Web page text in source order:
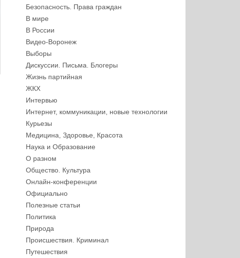
Безопасность. Права граждан
В мире
В России
Видео-Воронеж
Выборы
Дискуссии. Письма. Блогеры
Жизнь партийная
ЖКХ
Интервью
Интернет, коммуникации, новые технологии
Курьезы
Медицина, Здоровье, Красота
Наука и Образование
О разном
Общество. Культура
Онлайн-конференции
Официально
Полезные статьи
Политика
Природа
Происшествия. Криминал
Путешествия